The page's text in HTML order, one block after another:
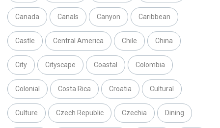
Canada Canals Canyon Caribbean
Castle Central America Chile China
City Cityscape Coastal Colombia
Colonial Costa Rica Croatia Cultural
Culture Czech Republic Czechia Dining